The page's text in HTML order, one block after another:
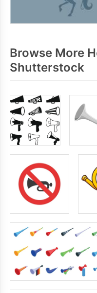
Browse More
Shutterstock